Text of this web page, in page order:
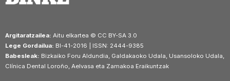
Argitaratzailea: Aitu elkartea © CC BY-SA 3.0
Lege Gordailua: BI-41-2016 | ISSN: 2444-9385
Babesleak: Bizkaiko Foru Aldundia, Galdakaoko Udala, Usansoloko Udala,
Clínica Dental Loroño, Aelvasa eta Zamakoa Eraikuntzak